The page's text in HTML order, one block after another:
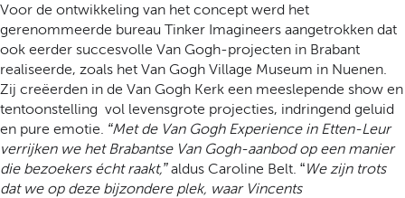
Voor de ontwikkeling van het concept werd het
gerenommeerde bureau Tinker Imagineers aangetrokken dat
ook eerder succesvolle Van Gogh-projecten in Brabant
realiseerde, zoals het Van Gogh Village Museum in Nuenen.
Zij creëerden in de Van Gogh Kerk een meeslepende show en
tentoonstelling vol levensgrote projecties, indringend geluid
en pure emotie. “Met de Van Gogh Experience in Etten-Leur
verrijken we het Brabantse Van Gogh-aanbod op een manier
die bezoekers écht raakt,”aldus Caroline Belt. “We zijn trots
dat we op deze bijzondere plek, waar Vincents